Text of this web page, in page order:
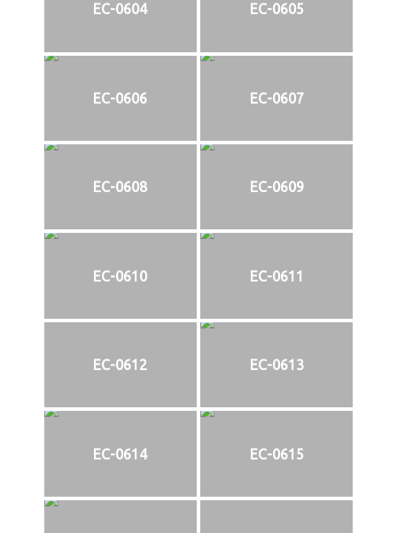
EC-0604 EC-0605
EC-0606 EC-0607
EC-0608 EC-0609
EC-0610 EC-0611
EC-0612 EC-0613
EC-0614 EC-0615